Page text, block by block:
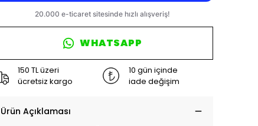
WHATSAPP
150 TL üzeri
ücretsiz kargo
10 gün içinde
iade değişim
Ürün Açıklaması